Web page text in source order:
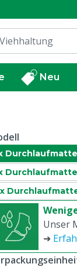
Neu
Unser
➜